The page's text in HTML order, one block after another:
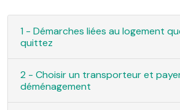
1 - Démarches liées au logement
quittez
2 - Choisir un transporteur et
déménagement